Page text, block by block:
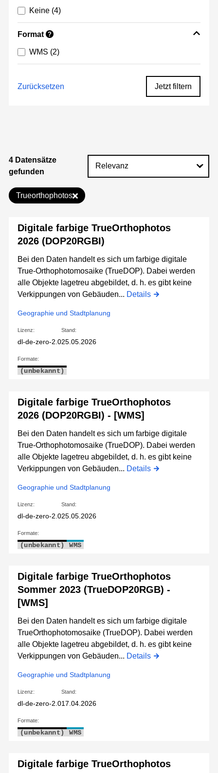
Keine (4)
Format ?
WMS (2)
Zurücksetzen Jetzt filtern
4 Datensätze
gefunden
Trueorthophotos
Digitale farbige TrueOrthophotos
2026 (DOP20RGBI)
Bei den Daten handelt es sich um farbige digitale
True-Orthophotomosaike (TrueDOP). Dabei werden
alle Objekte lagetreu abgebildet, d. h. es gibt keine
Verkippungen von Gebäuden... Details
Geographie und Stadtplanung
Lizenz:
dl-de-zero-2.0
Stand:
25.05.2026
Formate:
(unbekannt)
Digitale farbige TrueOrthophotos
2026 (DOP20RGBI) - [WMS]
Bei den Daten handelt es sich um farbige digitale
True-Orthophotomosaike (TrueDOP). Dabei werden
alle Objekte lagetreu abgebildet, d. h. es gibt keine
Verkippungen von Gebäuden... Details
Geographie und Stadtplanung
Lizenz:
dl-de-zero-2.0
Stand:
25.05.2026
Formate:
(unbekannt) WMS
Digitale farbige TrueOrthophotos
Sommer 2023 (TrueDOP20RGB) -
[WMS]
Bei den Daten handelt es sich um farbige digitale
TrueOrthophotomosaike (TrueDOP). Dabei werden
alle Objekte lagetreu abgebildet, d. h. es gibt keine
Verkippungen von Gebäuden... Details
Geographie und Stadtplanung
Lizenz:
dl-de-zero-2.0
Stand:
17.04.2026
Formate:
(unbekannt) WMS
Digitale farbige TrueOrthophotos